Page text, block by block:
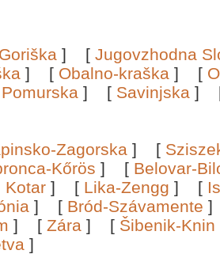
Goriška ] [ Jugovzhodna
] [ Obalno-kraška ] [
Pomurska ] [ Savinjska ]
Zagorska ] [
Kőrös ] [ Belovar-
Kotar ] [ Lika-Zengg ] [
] [ Bród-Szávamente
] [ Zára ] [ Šibenik-Knin
]